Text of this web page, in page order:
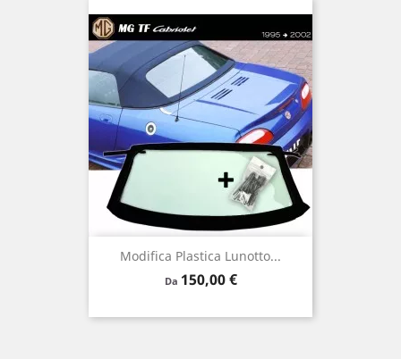
Modifica Plastica Lunotto...
Da Prezzo
150,00 €